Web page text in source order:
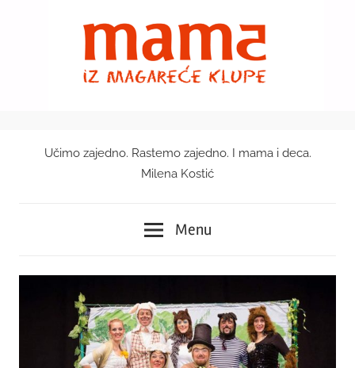
Mama
magareće
klupe
Učimo zajedno. Rastemo zajedno. I mama i deca.
Milena Kostić
Menu